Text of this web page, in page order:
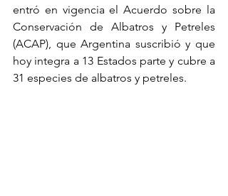
entró en vigencia el Acuerdo sobre la
Conservación de Albatros y Petreles
(ACAP), que Argentina suscribió y que
hoy integra a 13 Estados parte y cubre a
31 especies de albatros y petreles.